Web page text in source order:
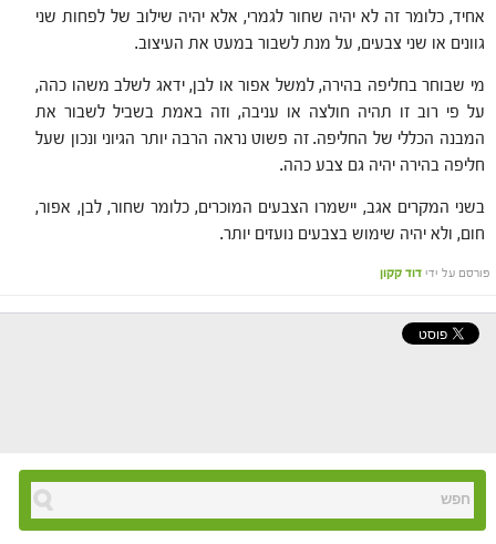
אחיד, כלומר זה לא יהיה שחור לגמרי, אלא יהיה שילוב של לפחות שני
גוונים או שני צבעים, על מנת לשבור במעט את העיצוב.
מי שבוחר בחליפה בהירה, למשל אפור או לבן, ידאג לשלב משהו כהה,
על פי רוב זו תהיה חולצה או עניבה, וזה באמת בשביל לשבור את
המבנה הכללי של החליפה. זה פשוט נראה הרבה יותר הגיוני ונכון שעל
חליפה בהירה יהיה גם צבע כהה.
בשני המקרים אגב, יישמרו הצבעים המוכרים, כלומר שחור, לבן, אפור,
חום, ולא יהיה שימוש בצבעים נועזים יותר.
פורסם על ידי דוד קקון